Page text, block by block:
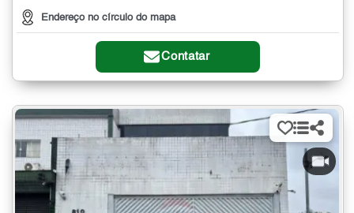
Endereço no círculo do mapa
Contatar